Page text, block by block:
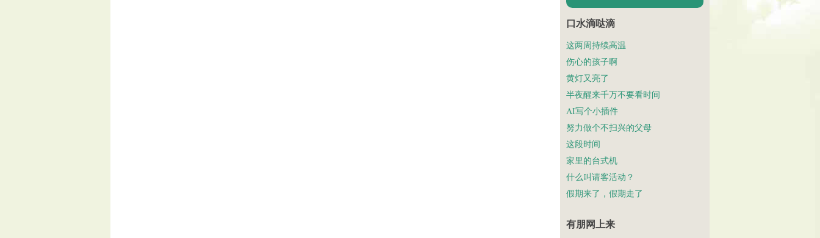
口水滴哒滴
这两周持续高温
伤心的孩子啊
黄灯又亮了
半夜醒来千万不要看时间
AI写个小插件
努力做个不扫兴的父母
这段时间
家里的台式机
什么叫请客活动？
假期来了，假期走了
有朋网上来